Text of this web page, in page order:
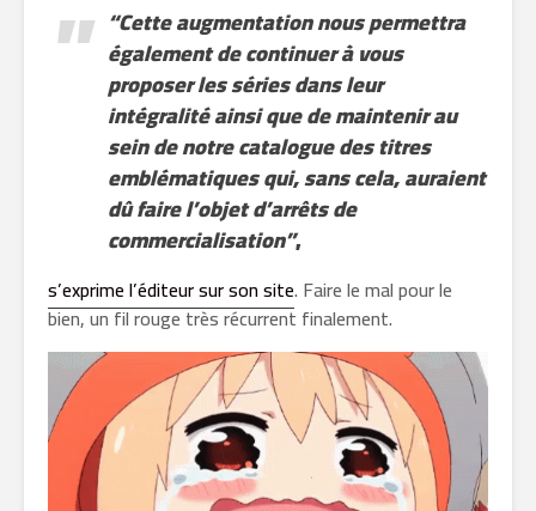
“Cette augmentation nous permettra
également de continuer à vous
proposer les séries dans leur
intégralité ainsi que de maintenir au
sein de notre catalogue des titres
emblématiques qui, sans cela, auraient
dû faire l’objet d’arrêts de
commercialisation”,
s’exprime l’éditeur sur son site. Faire le mal pour le
bien, un fil rouge très récurrent finalement.